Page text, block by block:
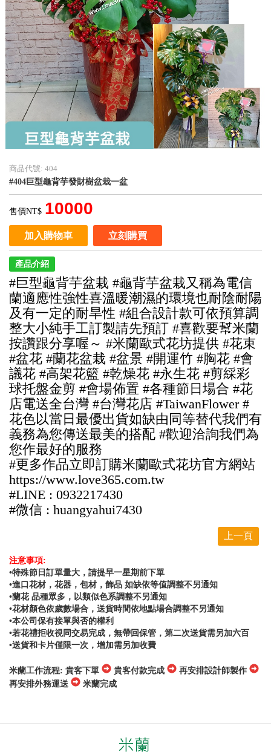
商品代號: 404
#404巨型龜背芋發財樹盆栽一盆
售價NT$ 10000
加入購物車 立刻購買
產品介紹
#巨型龜背芋盆栽 #龜背芋盆栽又稱為電信
蘭適應性強性喜溫暖潮濕的環境也耐陰耐陽
及有一定的耐旱性 #組合設計款可依預算調
整大小純手工訂製請先預訂 #喜歡要幫米蘭
按讚跟分享喔～ #米蘭歐式花坊提供 #花束
#盆花 #蘭花盆栽 #盆景 #開運竹 #胸花 #會
議花 #高架花籃 #乾燥花 #永生花 #剪綵彩
球托盤金剪 #會場佈置 #各種節日場合 #花
店電送全台灣 #台灣花店 #TaiwanFlower #
花色以當日最優出貨如缺由同等替代我們有
義務為您傳送最美的搭配 #歡迎洽詢我們為
您作最好的服務
#更多作品立即訂購米蘭歐式花坊官方網站
https://www.love365.com.tw
#LINE : 0932217430
#微信 : huangyahui7430
上一頁
注意事項:
•特殊節日訂單量大，請提早一星期前下單
•進口花材，花器，包材，飾品 如缺依等值調整不另通知
•蘭花 品種眾多，以類似色系調整不另通知
•花材顏色依歲數場合，送貨時間依地點場合調整不另通知
•本公司保有接單與否的權利
•若花禮拒收視同交易完成，無帶回保管，第二次送貨需另加六百
•送貨和卡片僅限一次，增加需另加收費
米蘭工作流程: 貴客下單 貴客付款完成
再安排設計師製作
再安排外務運送
米蘭完成